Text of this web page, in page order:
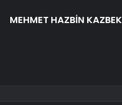
MEHMET HAZBİN KAZBEK